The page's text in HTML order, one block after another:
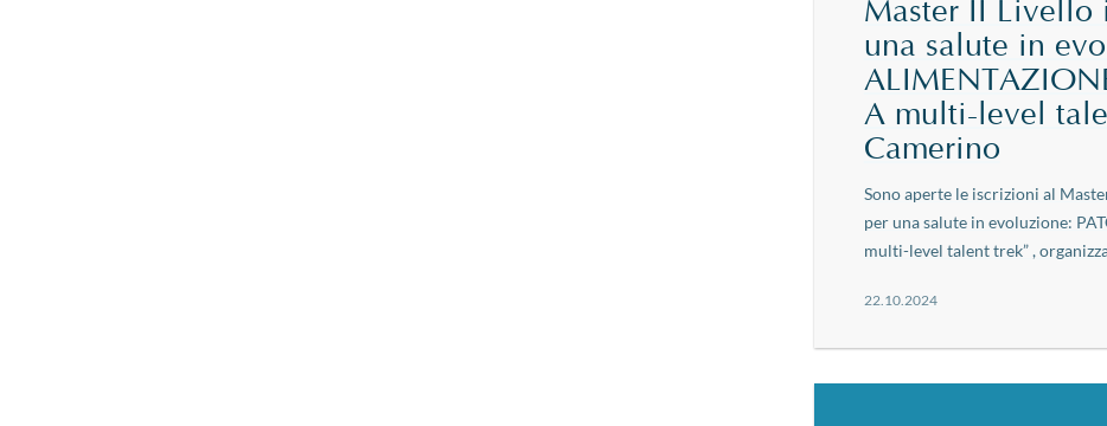
Master II Livello
una salute in
A multi-level
Camerino
Sono aperte le iscrizioni al
per una salute in evoluzione:
multi-level talent trek” ,
22.10.2024